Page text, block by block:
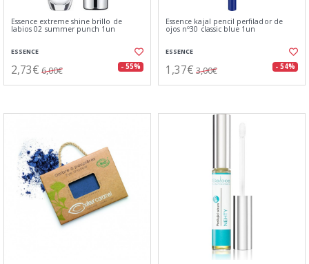
Essence extreme shine brillo de
labios 02 summer punch 1un
ESSENCE
2,73€ 6,00€ - 55%
Essence kajal pencil perfilador de
ojos nº30 classic blue 1un
ESSENCE
1,37€ 3,00€ - 54%